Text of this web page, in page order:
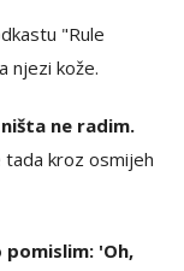
"Rule
njezi kože.
ne radim.
tada kroz osmijeh
pomislim: 'Oh,